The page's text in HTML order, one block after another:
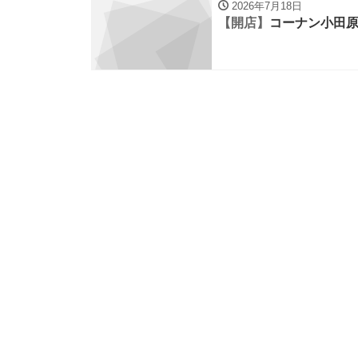
2026年7月18日
【開店】 コーナン小田